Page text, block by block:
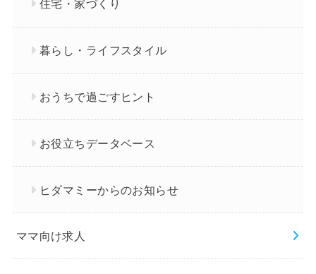
住宅・家づくり
暮らし・ライフスタイル
おうちで過ごすヒント
お役立ちデータベース
ヒダマミーからのお知らせ
ママ向け求人